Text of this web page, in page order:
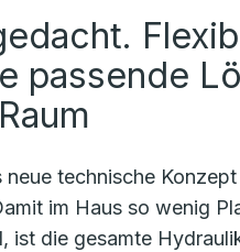
passende
neue technische
im Haus so wenig
ist die gesamte